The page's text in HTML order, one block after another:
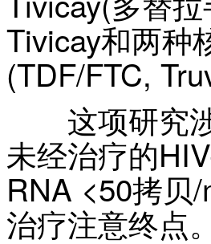
Tivicay和两种
(TDF/FTC,
这项研究涉
未经治疗的
RNA <50拷贝
治疗注意终点。